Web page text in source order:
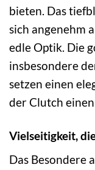
bieten. Das
sich angenehm
edle Optik. Die
insbesondere
setzen einen
der Clutch
Vielseitigkeit,
Das Besondere